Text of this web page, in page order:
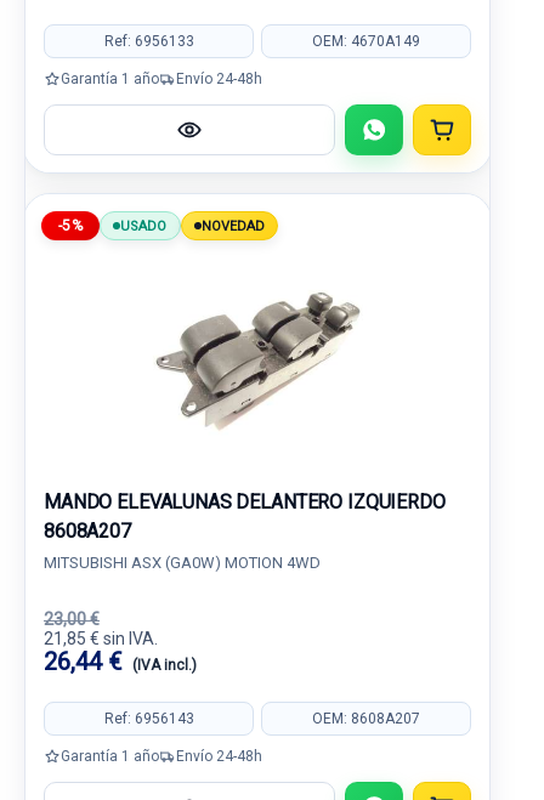
Ref: 6956133 OEM: 4670A149
Garantía 1 año Envío 24-48h
-5% USADO NOVEDAD
MANDO ELEVALUNAS DELANTERO IZQUIERDO
8608A207
MITSUBISHI ASX (GA0W) MOTION 4WD
23,00 €
21,85 € sin IVA.
26,44 € (IVA incl.)
Ref: 6956143 OEM: 8608A207
Garantía 1 año Envío 24-48h